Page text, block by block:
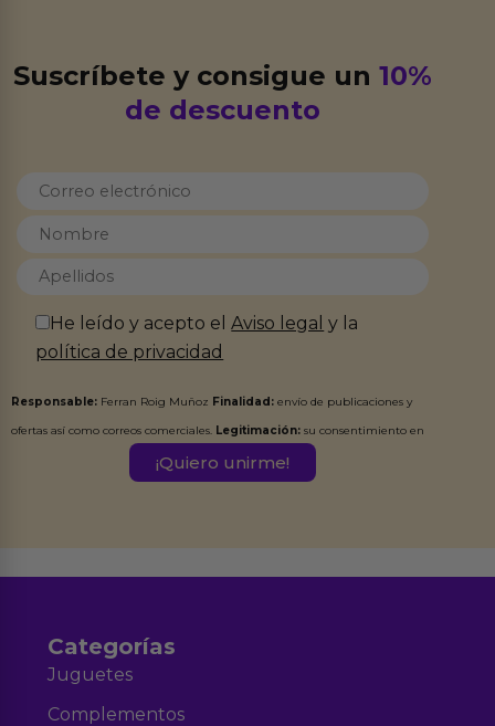
Suscríbete y consigue un10%
de descuento
He leído y acepto elAviso legal y la
política de privacidad
Responsable: Ferran Roig Muñoz Finalidad: envío de publicaciones y
ofertas así como correos comerciales. Legitimación: su consentimiento en
Destinatarios:Ferran Roig Muñoz. Podrás ejercer tus
Categorías
Juguetes
Complementos